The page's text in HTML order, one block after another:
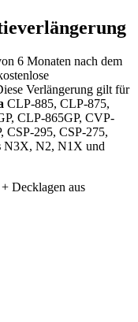
6 Monaten nach dem
Verlängerung gilt für
CLP-885, CLP-875,
CLP-865GP, CVP-
CSP-295, CSP-275,
N3X, N2, N1X und
Decklagen aus